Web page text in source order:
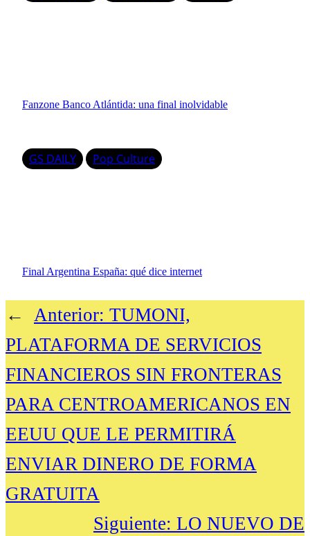
Fanzone Banco Atlántida: una final inolvidable
GS DAILY Pop Culture
Final Argentina España: qué dice internet
← Anterior: TUMONI,
PLATAFORMA DE SERVICIOS
FINANCIEROS SIN FRONTERAS
PARA CENTROAMERICANOS EN
EEUU QUE LE PERMITIRÁ
ENVIAR DINERO DE FORMA
GRATUITA
Siguiente: LO NUEVO DE